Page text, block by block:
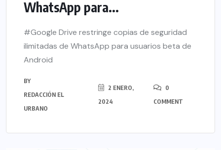
WhatsApp para...
#Google Drive restringe copias de seguridad
ilimitadas de WhatsApp para usuarios beta de
Android
BY
REDACCIÓN EL
URBANO
2 ENERO,
2024
0
COMMENT